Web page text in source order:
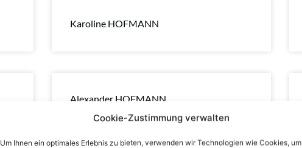
Cookie-Zustimmung verwalten
Um Ihnen ein optimales Erlebnis zu bieten, verwenden wir Technologien wie Cookies, um
Karoline HOFMANN
Alexander HOFMANN